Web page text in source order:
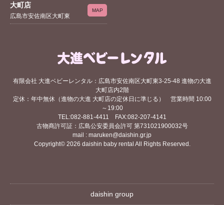
大町店
広島市安佐南区大町東
MAP
有限会社 大進ベビーレンタル：広島市安佐南区大町東3-25-48 進物の大進
大町店内2階
定休：年中無休（進物の大進 大町店の定休日に準じる） 営業時間 10:00
～19:00
TEL:082-881-4411 FAX:082-207-4141
古物商許可証：広島公安委員会許可 第731021900032号
mail : maruken@daishin.gr.jp
Copyright© 2026 daishin baby rental All Rights Reserved.
daishin group